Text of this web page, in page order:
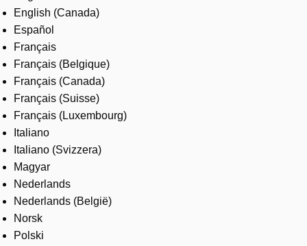
English (Canada)
Español
Français
Français (Belgique)
Français (Canada)
Français (Suisse)
Français (Luxembourg)
Italiano
Italiano (Svizzera)
Magyar
Nederlands
Nederlands (België)
Norsk
Polski